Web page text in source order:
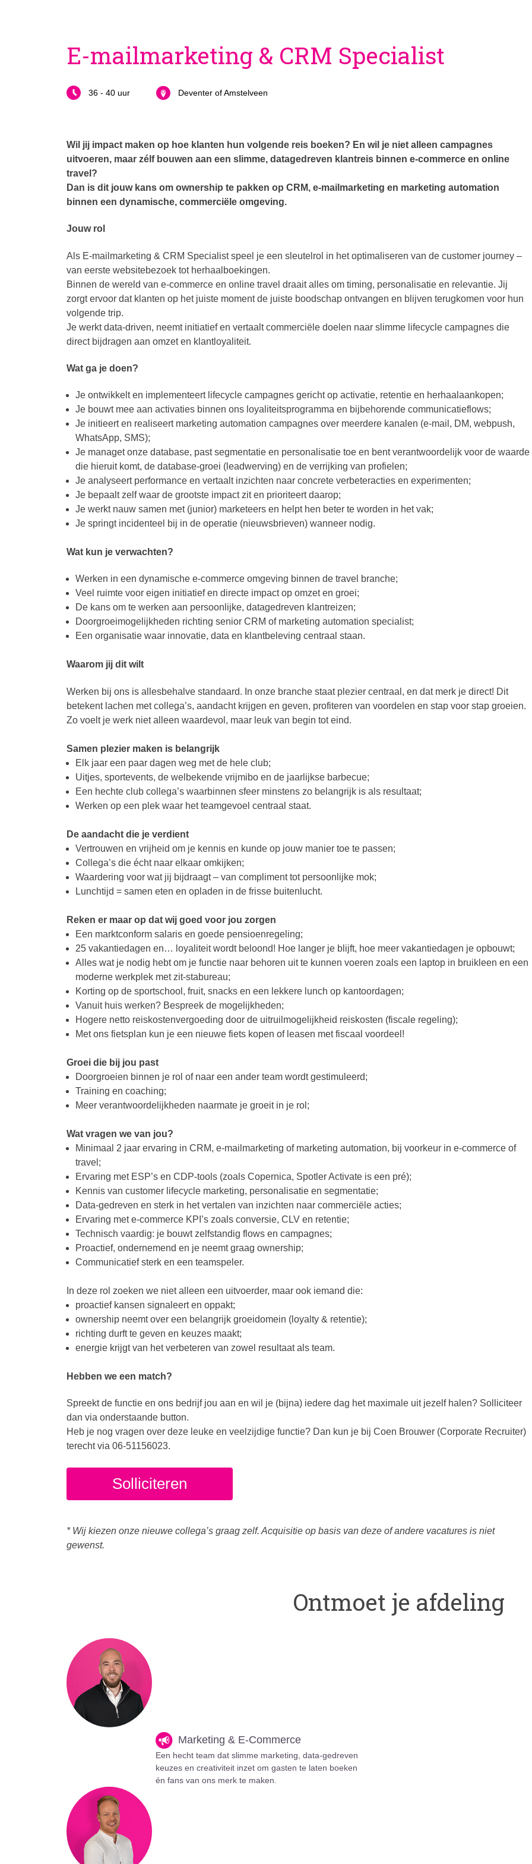
E-mailmarketing & CRM Specialist
36 - 40 uur Deventer of Amstelveen
Wil jij impact maken op hoe klanten hun volgende reis boeken? En wil je niet alleen campagnes
uitvoeren, maar zélf bouwen aan een slimme, datagedreven klantreis binnen e-commerce en online
travel?
Dan is dit jouw kans om ownership te pakken op CRM, e-mailmarketing en marketing automation
binnen een dynamische, commerciële omgeving.
Jouw rol
Als E-mailmarketing & CRM Specialist speel je een sleutelrol in het optimaliseren van de customer journey –
van eerste websitebezoek tot herhaalboekingen.
Binnen de wereld van e-commerce en online travel draait alles om timing, personalisatie en relevantie. Jij
zorgt ervoor dat klanten op het juiste moment de juiste boodschap ontvangen en blijven terugkomen voor hun
volgende trip.
Je werkt data-driven, neemt initiatief en vertaalt commerciële doelen naar slimme lifecycle campagnes die
direct bijdragen aan omzet en klantloyaliteit.
Wat ga je doen?
Je ontwikkelt en implementeert lifecycle campagnes gericht op activatie, retentie en herhaalaankopen;
Je bouwt mee aan activaties binnen ons loyaliteitsprogramma en bijbehorende communicatieflows;
Je initieert en realiseert marketing automation campagnes over meerdere kanalen (e-mail, DM, webpush,
WhatsApp, SMS);
Je managet onze database, past segmentatie en personalisatie toe en bent verantwoordelijk voor de waarde
die hieruit komt, de database-groei (leadwerving) en de verrijking van profielen;
Je analyseert performance en vertaalt inzichten naar concrete verbeteracties en experimenten;
Je bepaalt zelf waar de grootste impact zit en prioriteert daarop;
Je werkt nauw samen met (junior) marketeers en helpt hen beter te worden in het vak;
Je springt incidenteel bij in de operatie (nieuwsbrieven) wanneer nodig.
Wat kun je verwachten?
Werken in een dynamische e-commerce omgeving binnen de travel branche;
Veel ruimte voor eigen initiatief en directe impact op omzet en groei;
De kans om te werken aan persoonlijke, datagedreven klantreizen;
Doorgroeimogelijkheden richting senior CRM of marketing automation specialist;
Een organisatie waar innovatie, data en klantbeleving centraal staan.
Waarom jij dit wilt
Werken bij ons is allesbehalve standaard. In onze branche staat plezier centraal, en dat merk je direct! Dit
betekent lachen met collega’s, aandacht krijgen en geven, profiteren van voordelen en stap voor stap groeien.
Zo voelt je werk niet alleen waardevol, maar leuk van begin tot eind.
Samen plezier maken is belangrijk
Elk jaar een paar dagen weg met de hele club;
Uitjes, sportevents, de welbekende vrijmibo en de jaarlijkse barbecue;
Een hechte club collega’s waarbinnen sfeer minstens zo belangrijk is als resultaat;
Werken op een plek waar het teamgevoel centraal staat.
De aandacht die je verdient
Vertrouwen en vrijheid om je kennis en kunde op jouw manier toe te passen;
Collega’s die écht naar elkaar omkijken;
Waardering voor wat jij bijdraagt – van compliment tot persoonlijke mok;
Lunchtijd = samen eten en opladen in de frisse buitenlucht.
Reken er maar op dat wij goed voor jou zorgen
Een marktconform salaris en goede pensioenregeling;
25 vakantiedagen en… loyaliteit wordt beloond! Hoe langer je blijft, hoe meer vakantiedagen je opbouwt;
Alles wat je nodig hebt om je functie naar behoren uit te kunnen voeren zoals een laptop in bruikleen en een
moderne werkplek met zit-stabureau;
Korting op de sportschool, fruit, snacks en een lekkere lunch op kantoordagen;
Vanuit huis werken? Bespreek de mogelijkheden;
Hogere netto reiskostenvergoeding door de uitruilmogelijkheid reiskosten (fiscale regeling);
Met ons fietsplan kun je een nieuwe fiets kopen of leasen met fiscaal voordeel!
Groei die bij jou past
Doorgroeien binnen je rol of naar een ander team wordt gestimuleerd;
Training en coaching;
Meer verantwoordelijkheden naarmate je groeit in je rol;
Wat vragen we van jou?
Minimaal 2 jaar ervaring in CRM, e-mailmarketing of marketing automation, bij voorkeur in e-commerce of
travel;
Ervaring met ESP’s en CDP-tools (zoals Copernica, Spotler Activate is een pré);
Kennis van customer lifecycle marketing, personalisatie en segmentatie;
Data-gedreven en sterk in het vertalen van inzichten naar commerciële acties;
Ervaring met e-commerce KPI’s zoals conversie, CLV en retentie;
Technisch vaardig: je bouwt zelfstandig flows en campagnes;
Proactief, ondernemend en je neemt graag ownership;
Communicatief sterk en een teamspeler.
In deze rol zoeken we niet alleen een uitvoerder, maar ook iemand die:
proactief kansen signaleert en oppakt;
ownership neemt over een belangrijk groeidomein (loyalty & retentie);
richting durft te geven en keuzes maakt;
energie krijgt van het verbeteren van zowel resultaat als team.
Hebben we een match?
Spreekt de functie en ons bedrijf jou aan en wil je (bijna) iedere dag het maximale uit jezelf halen? Solliciteer
dan via onderstaande button.
Heb je nog vragen over deze leuke en veelzijdige functie? Dan kun je bij Coen Brouwer (Corporate Recruiter)
terecht via 06-51156023.
Solliciteren
* Wij kiezen onze nieuwe collega’s graag zelf. Acquisitie op basis van deze of andere vacatures is niet
gewenst.
Ontmoet je afdeling
Marketing & E-Commerce
Een hecht team dat slimme marketing, data‑gedreven
keuzes en creativiteit inzet om gasten te laten boeken
én fans van ons merk te maken.